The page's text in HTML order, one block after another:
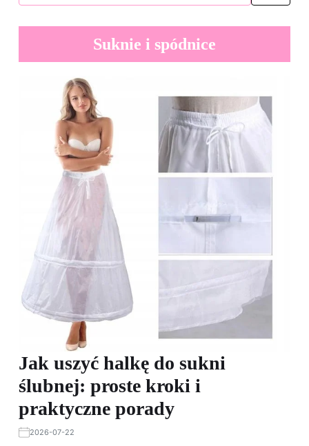
Suknie i spódnice
Jak uszyć halkę do sukni
ślubnej: proste kroki i
praktyczne porady
2026-07-22